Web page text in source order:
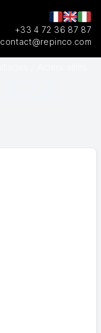
+33 4 72 36 87 87
contact@repinco.com